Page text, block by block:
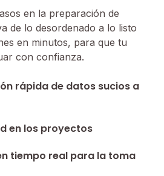
en la preparación de
de lo desordenado a lo listo
en minutos, para que tu
con confianza.
rápida de datos sucios a
en los proyectos
tiempo real para la toma